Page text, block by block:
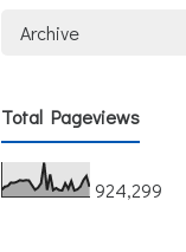
Total Pageviews
924,299